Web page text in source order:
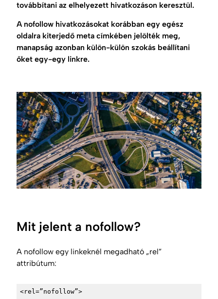
továbbítani az elhelyezett hivatkozáson keresztül.
A nofollow hivatkozásokat korábban egy egész
oldalra kiterjedő meta címkében jelölték meg,
manapság azonban külön-külön szokás beállítani
őket egy-egy linkre.
Mit jelent a nofollow?
A nofollow egy linkeknél megadható „rel”
attribútum:
<rel=”nofollow”>